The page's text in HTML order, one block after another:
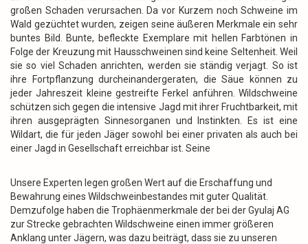
großen Schaden verursachen. Da vor Kurzem noch Schweine im
Wald gezüchtet wurden, zeigen seine äußeren Merkmale ein sehr
buntes Bild. Bunte, befleckte Exemplare mit hellen Farbtönen in
Folge der Kreuzung mit Hausschweinen sind keine Seltenheit. Weil
sie so viel Schaden anrichten, werden sie ständig verjagt. So ist
ihre Fortpflanzung durcheinandergeraten, die Säue können zu
jeder Jahreszeit kleine gestreifte Ferkel anführen. Wildschweine
schützen sich gegen die intensive Jagd mit ihrer Fruchtbarkeit, mit
ihren ausgeprägten Sinnesorganen und Instinkten. Es ist eine
Wildart, die für jeden Jäger sowohl bei einer privaten als auch bei
einer Jagd in Gesellschaft erreichbar ist. Seine
Unsere Experten legen großen Wert auf die Erschaffung und
Bewahrung eines Wildschweinbestandes mit guter Qualität.
Demzufolge haben die Trophäenmerkmale der bei der Gyulaj AG
zur Strecke gebrachten Wildschweine einen immer größeren
Anklang unter Jägern, was dazu beiträgt, dass sie zu unseren